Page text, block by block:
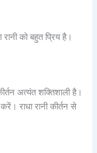
को बहुत प्रिय है।
अत्यंत शक्तिशाली है।
राधा रानी कीर्तन से